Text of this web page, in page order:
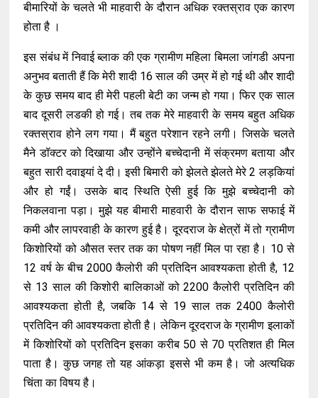
बीमारियों के चलते भी माहवारी के दौरान अधिक रक्तस्राव एक कारण
होता है ।
इस संबंध में निवाई ब्लाक की एक ग्रामीण महिला बिमला जांगडी अपना
अनुभव बताती हैं कि मेरी शादी 16 साल की उम्र में हो गई थी और शादी
के कुछ समय बाद ही मेरी पहली बेटी का जन्म हो गया। फिर एक साल
बाद दूसरी लडकी हो गई। तब तक मेरे माहवारी के समय बहुत अधिक
रक्तस्राव होने लग गया। मैं बहुत परेशान रहने लगी। जिसके चलते
मैने डॉक्टर को दिखाया और उन्होंने बच्चेदानी में संक्रमण बताया और
बहुत सारी दवाइयां दे दी। इसी बिमारी को झेलते झेलते मेरे 2 लड़कियां
और हो गईं। उसके बाद स्थिति ऐसी हुई कि मुझे बच्चेदानी को
निकलवाना पड़ा। मुझे यह बीमारी माहवारी के दौरान साफ सफाई में
कमी और लापरवाही के कारण हुई है। दूरदराज के क्षेत्रों में तो ग्रामीण
किशोरियों को औसत स्तर तक का पोषण नहीं मिल पा रहा है। 10 से
12 वर्ष के बीच 2000 कैलोरी की प्रतिदिन आवश्यकता होती है, 12
से 13 साल की किशोरी बालिकाओं को 2200 कैलोरी प्रतिदिन की
आवश्यकता होती है, जबकि 14 से 19 साल तक 2400 कैलोरी
प्रतिदिन की आवश्यकता होती है। लेकिन दूरदराज के ग्रामीण इलाकों
में किशोरियों को प्रतिदिन इसका करीब 50 से 70 प्रतिशत ही मिल
पाता है। कुछ जगह तो यह आंकड़ा इससे भी कम है। जो अत्यधिक
चिंता का विषय है।